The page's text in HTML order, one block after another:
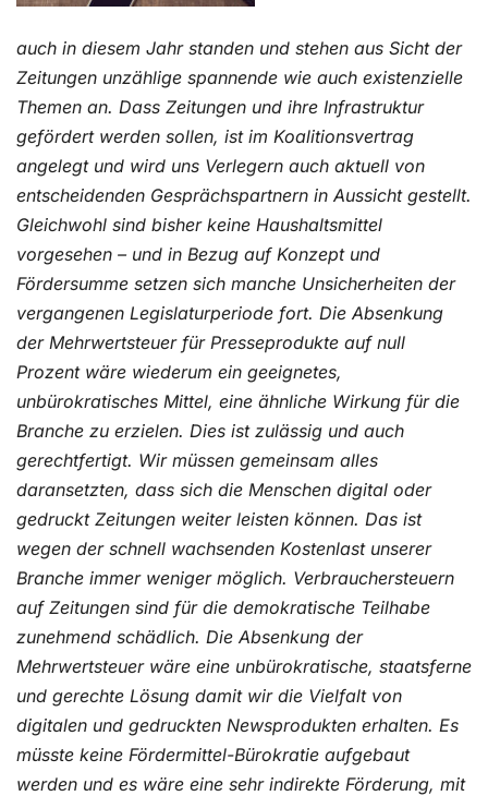
auch in diesem Jahr standen und stehen aus Sicht der
Zeitungen unzählige spannende wie auch existenzielle
Themen an. Dass Zeitungen und ihre Infrastruktur
gefördert werden sollen, ist im Koalitionsvertrag
angelegt und wird uns Verlegern auch aktuell von
entscheidenden Gesprächspartnern in Aussicht gestellt.
Gleichwohl sind bisher keine Haushaltsmittel
vorgesehen – und in Bezug auf Konzept und
Fördersumme setzen sich manche Unsicherheiten der
vergangenen Legislaturperiode fort. Die Absenkung
der Mehrwertsteuer für Presseprodukte auf null
Prozent wäre wiederum ein geeignetes,
unbürokratisches Mittel, eine ähnliche Wirkung für die
Branche zu erzielen. Dies ist zulässig und auch
gerechtfertigt. Wir müssen gemeinsam alles
daransetzten, dass sich die Menschen digital oder
gedruckt Zeitungen weiter leisten können. Das ist
wegen der schnell wachsenden Kostenlast unserer
Branche immer weniger möglich. Verbrauchersteuern
auf Zeitungen sind für die demokratische Teilhabe
zunehmend schädlich. Die Absenkung der
Mehrwertsteuer wäre eine unbürokratische, staatsferne
und gerechte Lösung damit wir die Vielfalt von
digitalen und gedruckten Newsprodukten erhalten. Es
müsste keine Fördermittel-Bürokratie aufgebaut
werden und es wäre eine sehr indirekte Förderung, mit